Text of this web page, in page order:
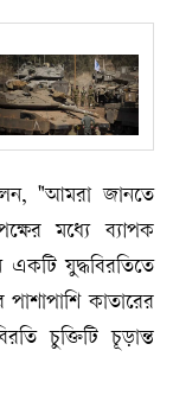
"আমরা জানতে
মধ্যে ব্যাপক
যুদ্ধবিরতিতে
কাতারের
চুক্তিটি চূড়ান্ত